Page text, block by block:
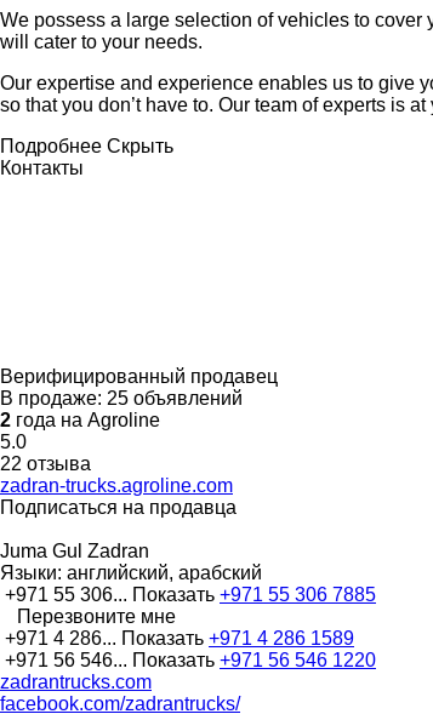
We possess a large selection of vehicles to cover
will cater to your needs.
Our expertise and experience enables us to give
so that you don’t have to. Our team of experts is
Подробнее Скрыть
Контакты
Верифицированный продавец
В продаже: 25 объявлений
2 года на Agroline
5.0
22 отзыва
zadran-trucks.agroline.com
Подписаться на продавца
Juma Gul Zadran
Языки: английский, арабский
+971 55 306... Показать +971 55 306 7885
Перезвоните мне
+971 4 286... Показать +971 4 286 1589
+971 56 546... Показать +971 56 546 1220
zadrantrucks.com
facebook.com/zadrantrucks/